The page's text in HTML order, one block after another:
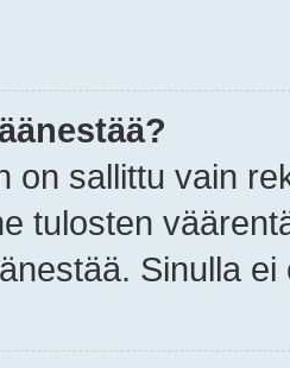
on sallittu vain
tulosten
Sinulla